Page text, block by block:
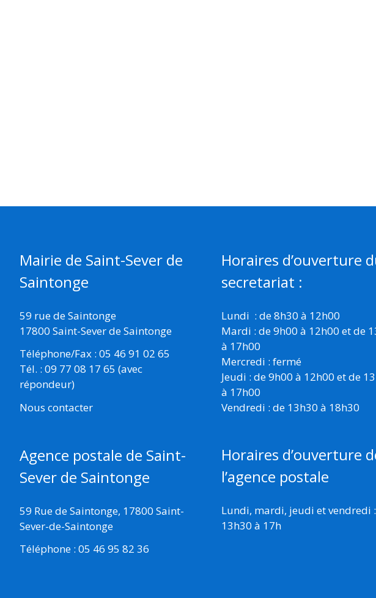
Mairie de Saint-Sever de
Saintonge
59 rue de Saintonge
17800 Saint-Sever de Saintonge
Téléphone/Fax : 05 46 91 02 65
Tél. : 09 77 08 17 65 (avec
répondeur)
Nous contacter
Agence postale de Saint-
Sever de Saintonge
59 Rue de Saintonge, 17800 Saint-
Sever-de-Saintonge
Téléphone : 05 46 95 82 36
Horaires d’ouverture
secretariat :
Lundi : de 8h30 à 12h00
Mardi : de 9h00 à 12h00 et de
à 17h00
Mercredi : fermé
Jeudi : de 9h00 à 12h00 et de
à 17h00
Vendredi : de 13h30 à 18h30
Horaires d’ouverture
l’agence postale
Lundi, mardi, jeudi et vendredi :
13h30 à 17h